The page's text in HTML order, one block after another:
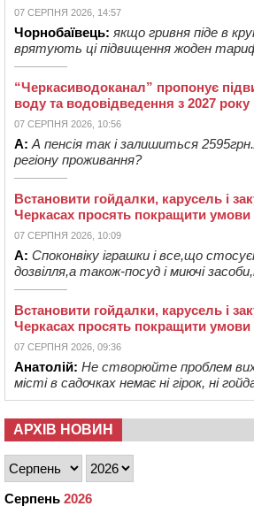
07 СЕРПНЯ 2026, 14:57
Чорнобаївець: якщо гривня піде в
врятують ці підвищення жоден
“Черкасиводоканал” пропонує
воду та водовідведення з 2027 року
07 СЕРПНЯ 2026, 10:56
А: А пенсія так і залишиться
регіону проживання?
Встановити гойдалки, карусель і
Черкасах просять покращити умови
07 СЕРПНЯ 2026, 10:09
А: Споконвіку іграшки і все,що
дозвілля,а також-посуд і миючі
Встановити гойдалки, карусель і
Черкасах просять покращити умови
07 СЕРПНЯ 2026, 09:36
Анатолій: Не створюйте проблем
місті в садочках немає ні гірок, ні
АРХІВ НОВИН
Серпень 2026